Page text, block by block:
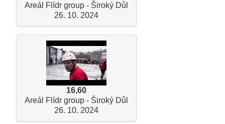
Areál Flídr group - Široký Důl
26. 10. 2024
16,60
Areál Flídr group - Široký Důl
26. 10. 2024